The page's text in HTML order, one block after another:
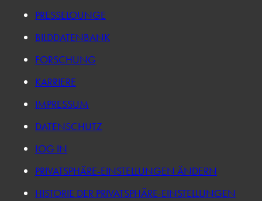
PRESSELOUNGE
BILDDATENBANK
FORSCHUNG
KARRIERE
IMPRESSUM
DATENSCHUTZ
LOG IN
PRIVATSPHÄRE-EINSTELLUNGEN ÄNDERN
HISTORIE DER PRIVATSPHÄRE-EINSTELLUNGEN